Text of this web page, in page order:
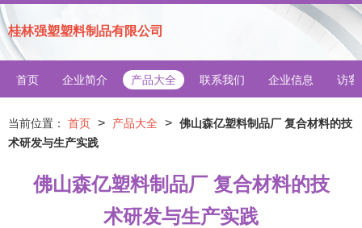
桂林强塑塑料制品有限公司
首页 企业简介 产品大全 联系我们 企业信息 访客
当前位置： 首页 > 产品大全 > 佛山森亿塑料制品厂 复合材料的技
术研发与生产实践
佛山森亿塑料制品厂 复合材料的技
术研发与生产实践